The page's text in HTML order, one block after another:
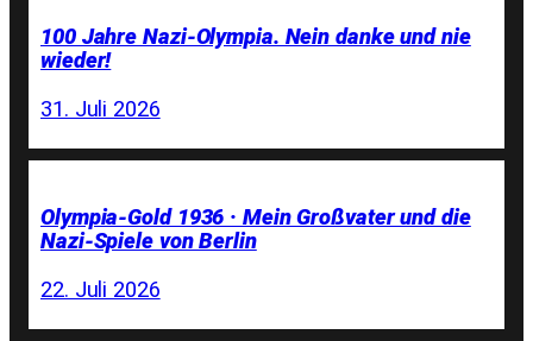
100 Jahre Nazi-Olympia. Nein danke und nie
wieder!
31. Juli 2026
Olympia-Gold 1936 · Mein Großvater und die
Nazi-Spiele von Berlin
22. Juli 2026